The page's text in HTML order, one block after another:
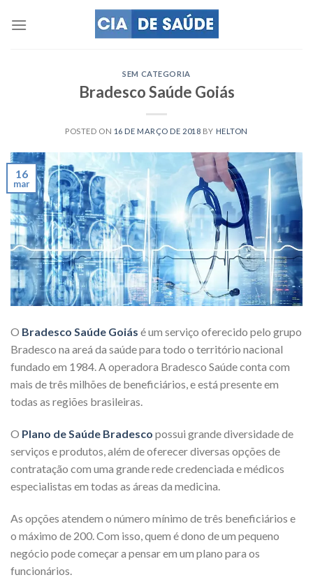
SEM CATEGORIA
Bradesco Saúde Goiás
POSTED ON 16 DE MARÇO DE 2018 BY HELTON
16
mar
O Bradesco Saúde Goiás é um serviço oferecido pelo grupo
Bradesco na areá da saúde para todo o território nacional
fundado em 1984. A operadora Bradesco Saúde conta com
mais de três milhões de beneficiários, e está presente em
todas as regiões brasileiras.
O Plano de Saúde Bradesco possui grande diversidade de
serviços e produtos, além de oferecer diversas opções de
contratação com uma grande rede credenciada e médicos
especialistas em todas as áreas da medicina.
As opções atendem o número mínimo de três beneficiários e
o máximo de 200. Com isso, quem é dono de um pequeno
negócio pode começar a pensar em um plano para os
funcionários.